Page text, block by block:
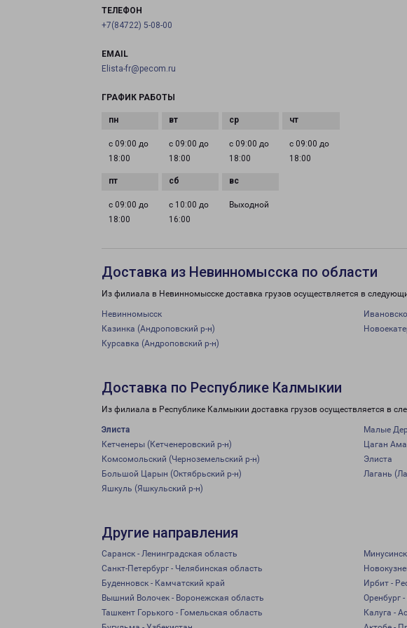
ТЕЛЕФОН
+7(84722) 5-08-00
EMAIL
Elista-fr@pecom.ru
ГРАФИК РАБОТЫ
с 09:00 до
18:00
с 09:00 до
18:00
с 09:00 до
18:00
с 09:00 до
18:00
с 09:00 до
18:00
с 10:00 до
16:00
Выходной
Доставка из Невинномысска по области
Из филиала в Невинномысске доставка грузов осуществляется в
Невинномысск
Казинка (Андроповский р-н)
Курсавка (Андроповский р-н)
Доставка по Республике Калмыкии
Из филиала в Республике Калмыкии доставка грузов осуществляется в
Элиста Малые
Кетченеры (Кетченеровский р-н)
Цаган
Комсомольский (Черноземельский р-н)
Элиста
Большой Царын (Октябрьский р-н)
Лагань
Яшкуль (Яшкульский р-н)
Другие направления
Саранск - Ленинградская область
Санкт-Петербург - Челябинская область
Буденновск - Камчатский край
Ирбит -
Вышний Волочек - Воронежская область
Оренбург
Ташкент Горького - Гомельская область
Калуга -